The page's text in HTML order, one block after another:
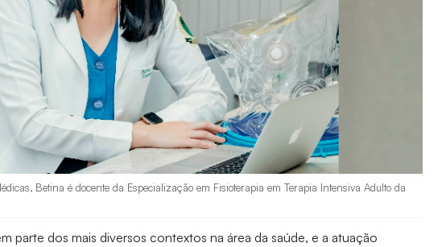
Betina é docente da Especialização em Fisioterapia em Terapia Intensiva Adulto da
parte dos mais diversos contextos na área da saúde, e a atuação